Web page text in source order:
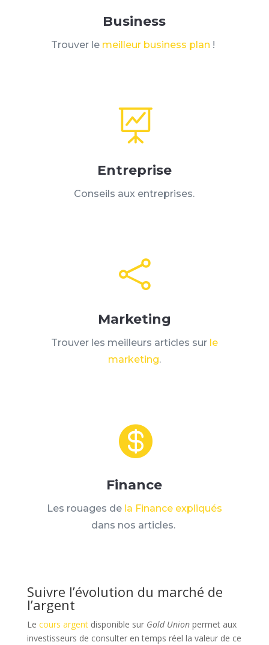
Business
Trouver le meilleur business plan !

Entreprise
Conseils aux entreprises.

Marketing
Trouver les meilleurs articles sur le
marketing.

Finance
Les rouages de la Finance expliqués
dans nos articles.
Suivre l’évolution du marché de
l’argent
Le cours argentdisponible sur Gold Unionpermet aux
investisseurs de consulter en temps réel la valeur de ce